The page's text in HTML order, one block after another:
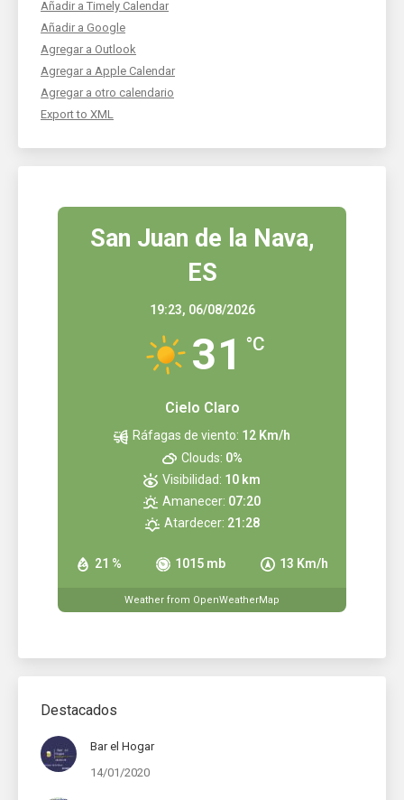
Añadir a Timely Calendar
Añadir a Google
Agregar a Outlook
Agregar a Apple Calendar
Agregar a otro calendario
Export to XML
San Juan de la Nava,
ES
19:23, 06/08/2026
31 °C
Cielo Claro
21 % 1015 mb 13 Km/h
Ráfagas de viento: 12 Km/h
Clouds: 0%
Visibilidad: 10 km
Amanecer: 07:20
Atardecer: 21:28
Weather from OpenWeatherMap
Destacados
Bar el Hogar
14/01/2020